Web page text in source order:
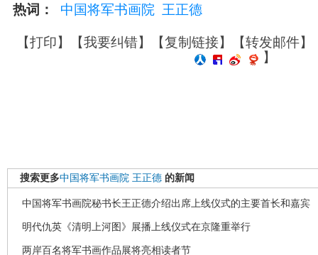
热词： 中国将军书画院 王正德
【打印】【我要纠错】【复制链接】【转发邮件】
】
搜索更多中国将军书画院 王正德 的新闻
中国将军书画院秘书长王正德介绍出席上线仪式的主要首长和嘉宾
明代仇英《清明上河图》展播上线仪式在京隆重举行
两岸百名将军书画作品展将亮相读者节